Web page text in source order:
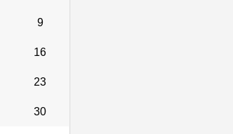
9
16
23
30